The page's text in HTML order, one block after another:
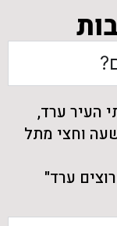
העיר ערד,
וחצי מתל